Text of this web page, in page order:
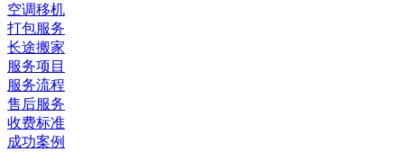
空调移机
打包服务
长途搬家
服务项目
服务流程
售后服务
收费标准
成功案例